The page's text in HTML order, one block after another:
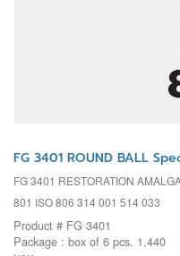
FG 3401 ROUND BALL
FG 3401 RESTORATION
801 ISO 806 314 001 514 033
Product # FG 3401
Package : box of 6 pcs. 1,440